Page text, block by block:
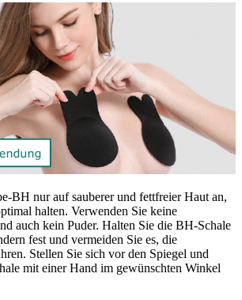
BH nur auf sauberer und fettfreier Haut an,
halten. Verwenden Sie keine
auch kein Puder. Halten Sie die BH-Schale
fest und vermeiden Sie es, die
Stellen Sie sich vor den Spiegel und
mit einer Hand im gewünschten Winkel